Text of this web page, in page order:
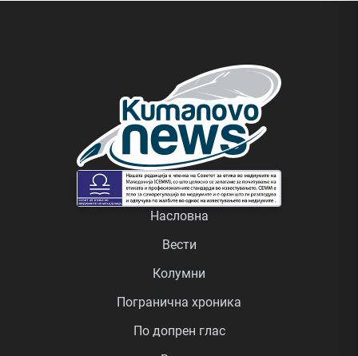
Насловна
Вести
Колумни
Погранична хроника
По допрен глас